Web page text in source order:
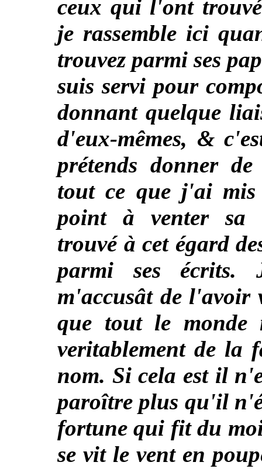
ceux qui l'ont
je rassemble ici
trouvez parmi ses
suis servi pour
donnant quelque
d'eux-mêmes, &
prétends donner
tout ce que j'ai
point à venter sa
trouvé à cet égard
parmi ses
m'accusât de
que tout le
veritablement de la
nom. Si cela est il
paroître plus qu'il
fortune qui fit du
se vit le vent en